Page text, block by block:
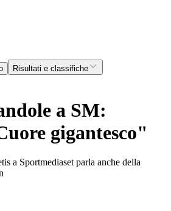
Risultati e classifiche
a SM:
gigantesco"
a Sportmediaset parla anche della